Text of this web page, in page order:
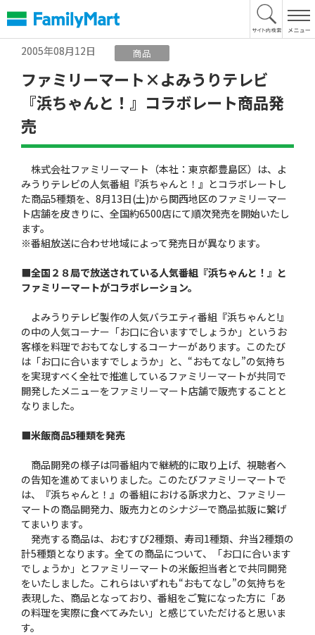
文
へ
2005年08月12日
商品
ファミリーマート×よみうりテレビ
『浜ちゃんと！』コラボレート商品発
売
株式会社ファミリーマート（本社：東京都豊島区）は、よ
みうりテレビの人気番組『浜ちゃんと！』とコラボレートし
た商品5種類を、8月13日(土)から関西地区のファミリーマー
ト店舗を皮きりに、全国約6500店にて順次発売を開始いたし
ます。
※番組放送に合わせ地域によって発売日が異なります。
■全国２８局で放送されている人気番組『浜ちゃんと！』と
ファミリーマートがコラボレーション。
よみうりテレビ製作の人気バラエティ番組『浜ちゃんと!』
の中の人気コーナー「お口に合いますでしょうか」というお
客様を料理でおもてなしするコーナーがあります。このたび
は「お口に合いますでしょうか」と、“おもてなし”の気持ち
を実現すべく全社で推進しているファミリーマートが共同で
開発したメニューをファミリーマート店舗で販売することと
なりました。
■米飯商品5種類を発売
商品開発の様子は同番組内で継続的に取り上げ、視聴者へ
の告知を進めてまいりました。このたびファミリーマートで
は、『浜ちゃんと！』の番組における訴求力と、ファミリー
マートの商品開発力、販売力とのシナジーで商品拡販に繋げ
てまいります。
発売する商品は、おむすび2種類、寿司1種類、弁当2種類の
計5種類となります。全ての商品について、「お口に合います
でしょうか」とファミリーマートの米飯担当者とで共同開発
をいたしました。これらはいずれも“おもてなし”の気持ちを
表現した、商品となっており、番組をご覧になった方に「あ
の料理を実際に食べてみたい」と感じていただけると思いま
す。